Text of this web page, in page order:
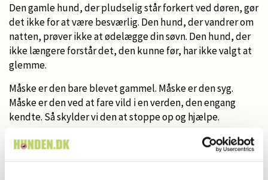
Den gamle hund, der pludselig står forkert ved døren, gør
det ikke for at være besværlig. Den hund, der vandrer om
natten, prøver ikke at ødelægge din søvn. Den hund, der
ikke længere forstår det, den kunne før, har ikke valgt at
glemme.
Måske er den bare blevet gammel. Måske er den syg.
Måske er den ved at fare vild i en verden, den engang
kendte. Så skylder vi den at stoppe op og hjælpe.
Del nyheden på: